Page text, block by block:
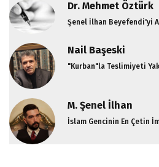
Feyz 222. Sayı Editörden
Dr. Mehmet Öztürk
Şenel İlhan Beyefendi'yi
Nail Başeski
"Kurban"la Teslimiyeti
M. Şenel İlhan
İslam Gencinin En Çetin